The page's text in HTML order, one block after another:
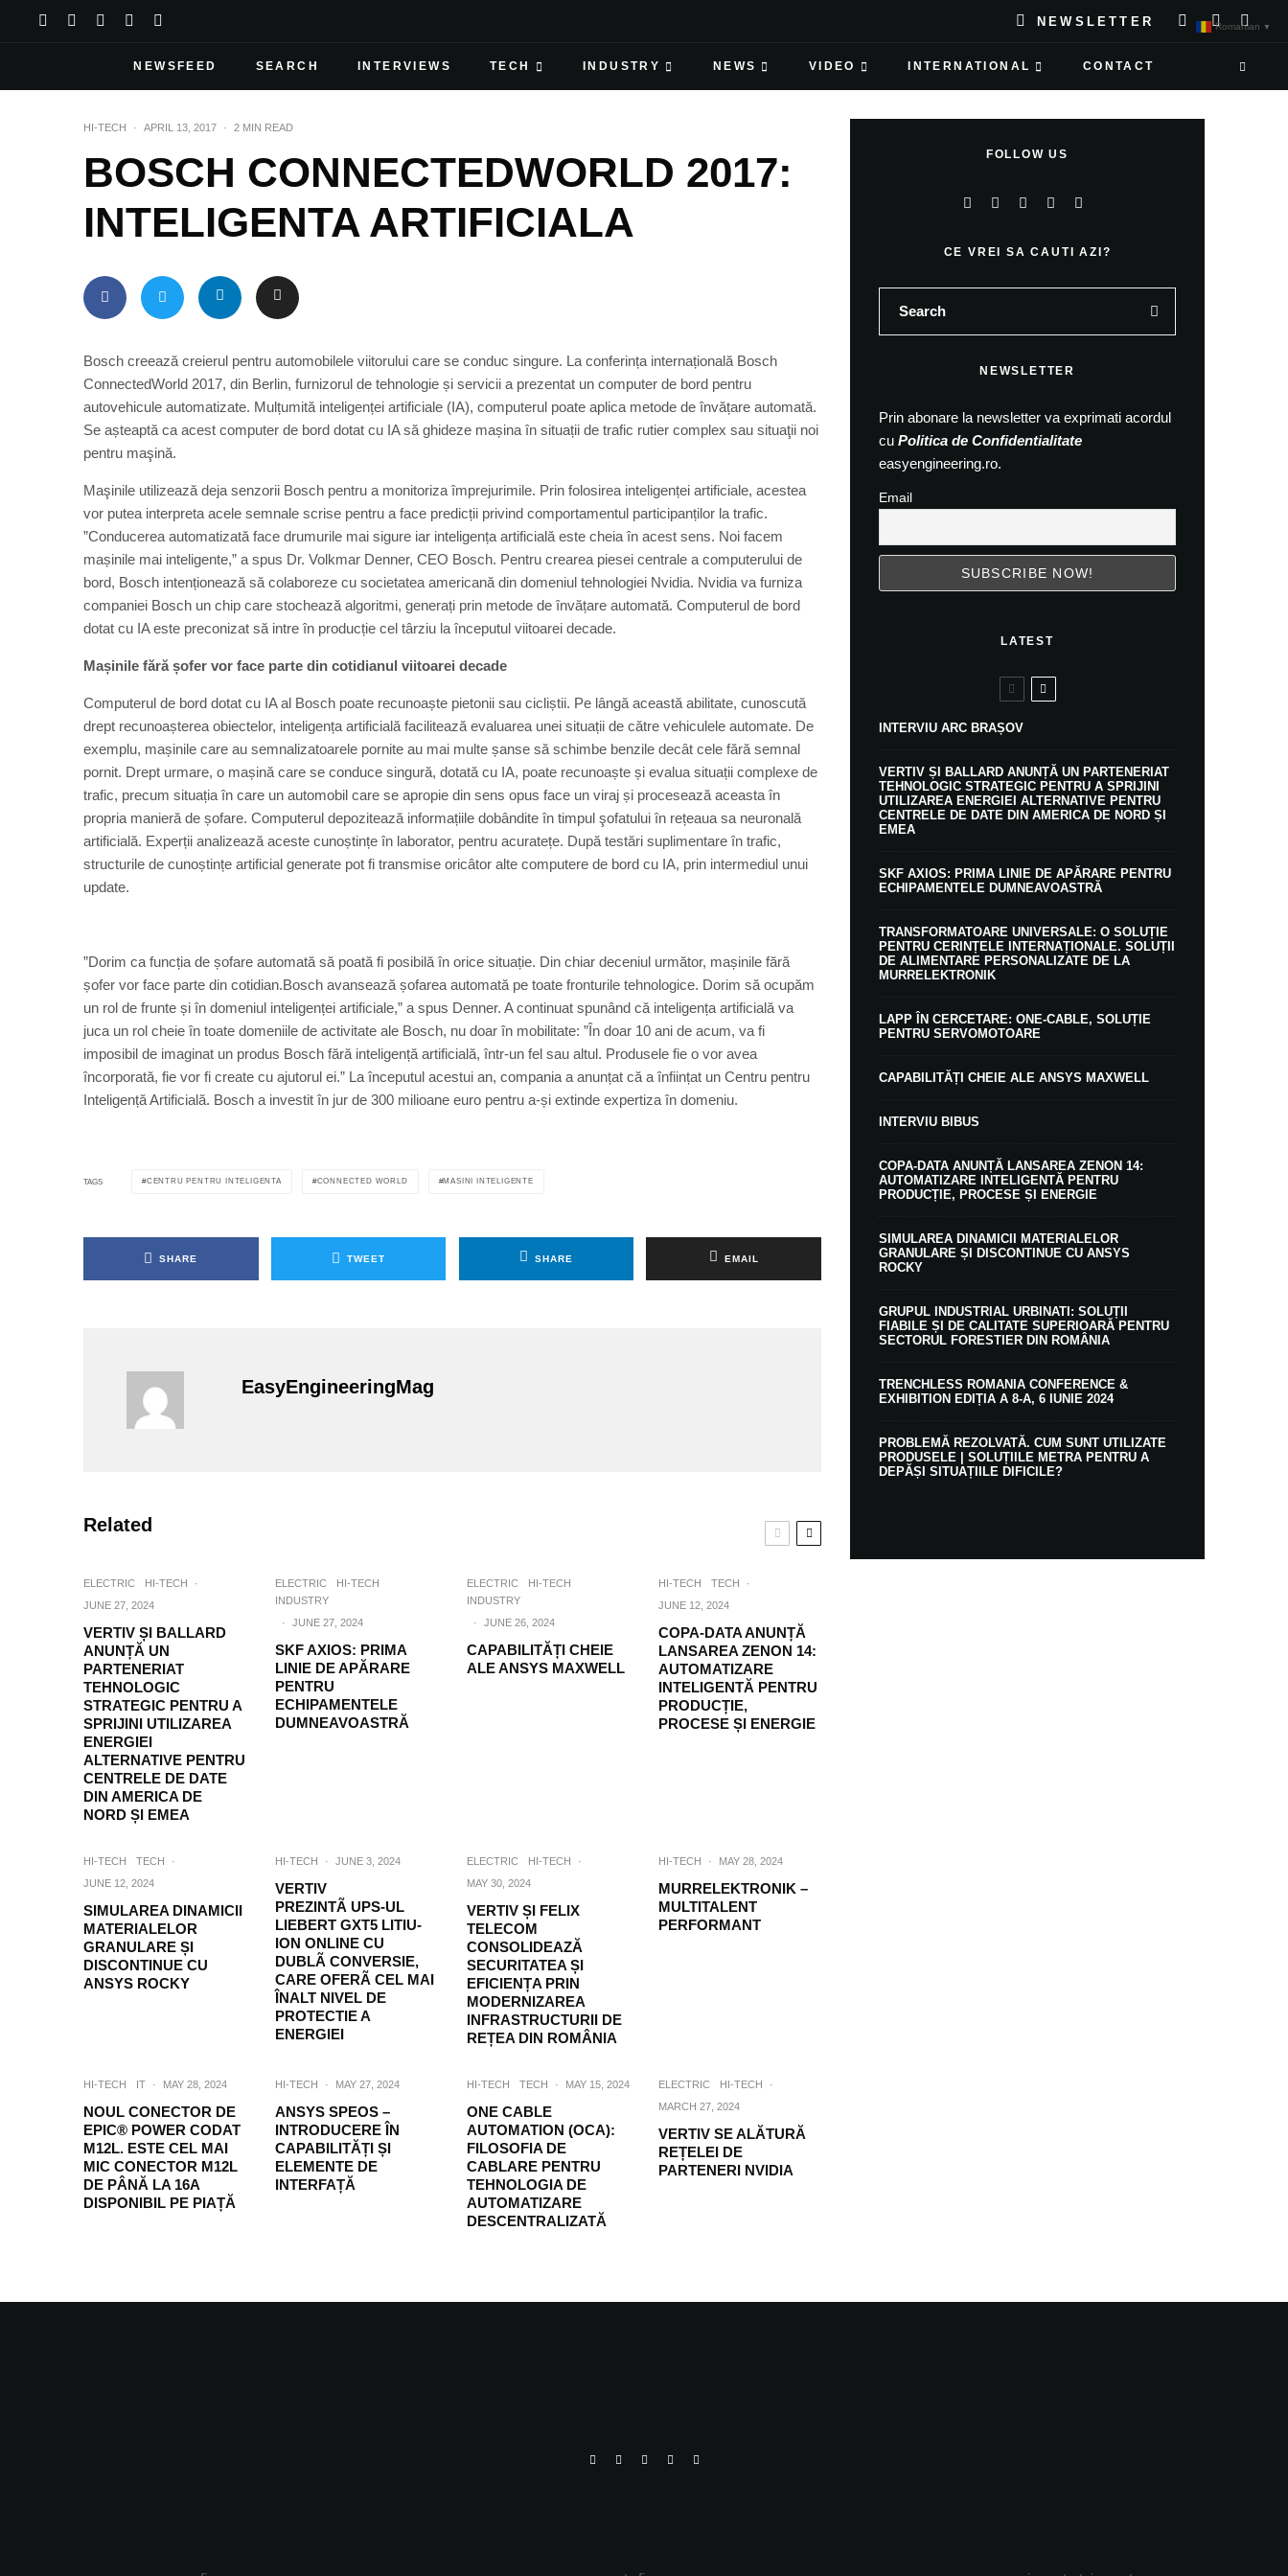
NEWSLETTER
NEWSFEED SEARCH INTERVIEWS TECH INDUSTRY NEWS VIDEO INTERNATIONAL CONTACT
HI-TECH · APRIL 13, 2017 · 2 MIN READ
BOSCH CONNECTEDWORLD 2017:
INTELIGENTA ARTIFICIALA
Bosch creează creierul pentru automobilele viitorului care se conduc singure. La conferința internațională Bosch
ConnectedWorld 2017, din Berlin, furnizorul de tehnologie și servicii a prezentat un computer de bord pentru
autovehicule automatizate. Mulțumită inteligenței artificiale (IA), computerul poate aplica metode de învățare automată.
Se așteaptă ca acest computer de bord dotat cu IA să ghideze mașina în situații de trafic rutier complex sau situaţii noi
pentru maşină.
Maşinile utilizează deja senzorii Bosch pentru a monitoriza împrejurimile. Prin folosirea inteligenței artificiale, acestea
vor putea interpreta acele semnale scrise pentru a face predicții privind comportamentul participanților la trafic.
”Conducerea automatizată face drumurile mai sigure iar inteligența artificială este cheia în acest sens. Noi facem
mașinile mai inteligente,” a spus Dr. Volkmar Denner, CEO Bosch. Pentru crearea piesei centrale a computerului de
bord, Bosch intenționează să colaboreze cu societatea americană din domeniul tehnologiei Nvidia. Nvidia va furniza
companiei Bosch un chip care stochează algoritmi, generați prin metode de învățare automată. Computerul de bord
dotat cu IA este preconizat să intre în producție cel târziu la începutul viitoarei decade.
Mașinile fără șofer vor face parte din cotidianul viitoarei decade
Computerul de bord dotat cu IA al Bosch poate recunoaște pietonii sau cicliștii. Pe lângă această abilitate, cunoscută
drept recunoașterea obiectelor, inteligența artificială facilitează evaluarea unei situații de către vehiculele automate. De
exemplu, mașinile care au semnalizatoarele pornite au mai multe șanse să schimbe benzile decât cele fără semnal
pornit. Drept urmare, o mașină care se conduce singură, dotată cu IA, poate recunoaște și evalua situații complexe de
trafic, precum situația în care un automobil care se apropie din sens opus face un viraj și procesează aceasta în
propria manieră de șofare. Computerul depozitează informațiile dobândite în timpul şofatului în rețeaua sa neuronală
artificială. Experții analizează aceste cunoștințe în laborator, pentru acuratețe. După testări suplimentare în trafic,
structurile de cunoștințe artificial generate pot fi transmise oricâtor alte computere de bord cu IA, prin intermediul unui
update.
”Dorim ca funcția de șofare automată să poată fi posibilă în orice situație. Din chiar deceniul următor, mașinile fără
șofer vor face parte din cotidian.Bosch avansează șofarea automată pe toate fronturile tehnologice. Dorim să ocupăm
un rol de frunte și în domeniul inteligenței artificiale,” a spus Denner. A continuat spunând că inteligența artificială va
juca un rol cheie în toate domeniile de activitate ale Bosch, nu doar în mobilitate: ”În doar 10 ani de acum, va fi
imposibil de imaginat un produs Bosch fără inteligență artificială, într-un fel sau altul. Produsele fie o vor avea
încorporată, fie vor fi create cu ajutorul ei.” La începutul acestui an, compania a anunțat că a înființat un Centru pentru
Inteligență Artificială. Bosch a investit în jur de 300 milioane euro pentru a-și extinde expertiza în domeniu.
TAGS CENTRU PENTRU INTELIGENTA CONNECTED WORLD MASINI INTELIGENTE
SHARE TWEET SHARE EMAIL
EasyEngineeringMag
Related
ELECTRIC HI-TECH
·
JUNE 27, 2024
VERTIV ȘI BALLARD
ANUNȚĂ UN
PARTENERIAT
TEHNOLOGIC
STRATEGIC PENTRU A
SPRIJINI UTILIZAREA
ENERGIEI
ALTERNATIVE PENTRU
CENTRELE DE DATE
DIN AMERICA DE
NORD ȘI EMEA
ELECTRIC
HI-TECH
INDUSTRY
·
JUNE 27, 2024
SKF AXIOS: PRIMA
LINIE DE APĂRARE
PENTRU
ECHIPAMENTELE
DUMNEAVOASTRĂ
ELECTRIC
HI-TECH
INDUSTRY
·
JUNE 26, 2024
CAPABILITĂȚI CHEIE
ALE ANSYS MAXWELL
HI-TECH TECH
·
JUNE 12, 2024
COPA-DATA ANUNȚĂ
LANSAREA ZENON 14:
AUTOMATIZARE
INTELIGENTĂ PENTRU
PRODUCȚIE,
PROCESE ȘI ENERGIE
HI-TECH TECH
·
JUNE 12, 2024
SIMULAREA DINAMICII
MATERIALELOR
GRANULARE ȘI
DISCONTINUE CU
ANSYS ROCKY
HI-TECH · JUNE 3, 2024
VERTIV
PREZINTÃ UPS-UL
LIEBERT GXT5 LITIU-
ION ONLINE CU
DUBLÃ CONVERSIE,
CARE OFERÃ CEL MAI
ÎNALT NIVEL DE
PROTECTIE A
ENERGIEI
ELECTRIC HI-TECH
·
MAY 30, 2024
VERTIV ȘI FELIX
TELECOM
CONSOLIDEAZĂ
SECURITATEA ȘI
EFICIENȚA PRIN
MODERNIZAREA
INFRASTRUCTURII DE
REȚEA DIN ROMÂNIA
HI-TECH · MAY 28, 2024
MURRELEKTRONIK –
MULTITALENT
PERFORMANT
HI-TECH IT · MAY 28, 2024
NOUL CONECTOR DE
EPIC® POWER CODAT
M12L. ESTE CEL MAI
MIC CONECTOR M12L
DE PÂNĂ LA 16A
DISPONIBIL PE PIAȚĂ
HI-TECH · MAY 27, 2024
ANSYS SPEOS –
INTRODUCERE ÎN
CAPABILITĂȚI ȘI
ELEMENTE DE
INTERFAȚĂ
HI-TECH TECH · MAY 15, 2024
ONE CABLE
AUTOMATION (OCA):
FILOSOFIA DE
CABLARE PENTRU
TEHNOLOGIA DE
AUTOMATIZARE
DESCENTRALIZATĂ
ELECTRIC HI-TECH
·
MARCH 27, 2024
VERTIV SE ALĂTURĂ
REȚELEI DE
PARTENERI NVIDIA
FOLLOW US
CE VREI SA CAUTI AZI?
NEWSLETTER
Prin abonare la newsletter va exprimati acordul
cu Politica de Confidentialitate
easyengineering.ro.
Email
LATEST
INTERVIU ARC BRAȘOV
VERTIV ȘI BALLARD ANUNȚĂ UN PARTENERIAT
TEHNOLOGIC STRATEGIC PENTRU A SPRIJINI
UTILIZAREA ENERGIEI ALTERNATIVE PENTRU
CENTRELE DE DATE DIN AMERICA DE NORD ȘI
EMEA
SKF AXIOS: PRIMA LINIE DE APĂRARE PENTRU
ECHIPAMENTELE DUMNEAVOASTRĂ
TRANSFORMATOARE UNIVERSALE: O SOLUȚIE
PENTRU CERINȚELE INTERNAȚIONALE. SOLUȚII
DE ALIMENTARE PERSONALIZATE DE LA
MURRELEKTRONIK
LAPP ÎN CERCETARE: ONE-CABLE, SOLUȚIE
PENTRU SERVOMOTOARE
CAPABILITĂȚI CHEIE ALE ANSYS MAXWELL
INTERVIU BIBUS
COPA-DATA ANUNȚĂ LANSAREA ZENON 14:
AUTOMATIZARE INTELIGENTĂ PENTRU
PRODUCȚIE, PROCESE ȘI ENERGIE
SIMULAREA DINAMICII MATERIALELOR
GRANULARE ȘI DISCONTINUE CU ANSYS
ROCKY
GRUPUL INDUSTRIAL URBINATI: SOLUȚII
FIABILE ȘI DE CALITATE SUPERIOARĂ PENTRU
SECTORUL FORESTIER DIN ROMÂNIA
TRENCHLESS ROMANIA CONFERENCE &
EXHIBITION EDIȚIA A 8-A, 6 IUNIE 2024
PROBLEMĂ REZOLVATĂ. CUM SUNT UTILIZATE
PRODUSELE | SOLUȚIILE METRA PENTRU A
DEPĂȘI SITUAȚIILE DIFICILE?
Romanian ▼